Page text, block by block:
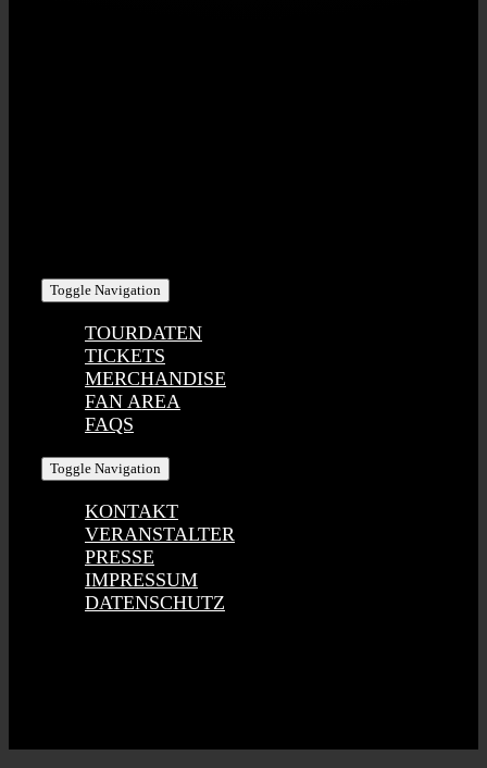
Toggle Navigation
TOURDATEN
TICKETS
MERCHANDISE
FAN AREA
FAQS
Toggle Navigation
KONTAKT
VERANSTALTER
PRESSE
IMPRESSUM
DATENSCHUTZ